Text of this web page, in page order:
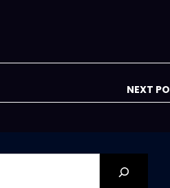
NEXT